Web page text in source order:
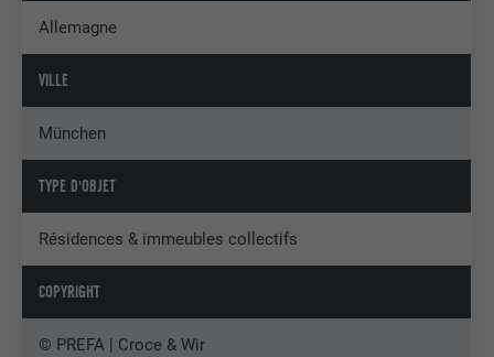
Allemagne
VILLE
München
TYPE D'OBJET
Résidences & immeubles collectifs
COPYRIGHT
© PREFA | Croce & Wir